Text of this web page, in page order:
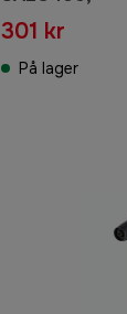
301 kr
På lager